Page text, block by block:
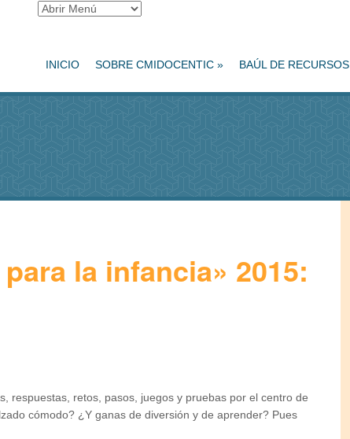
INICIO SOBRE CMIDOCENTIC » BAÚL DE RECURSOS
la infancia» 2015:
respuestas, retos, pasos, juegos y pruebas por el centro de
cómodo? ¿Y ganas de diversión y de aprender? Pues